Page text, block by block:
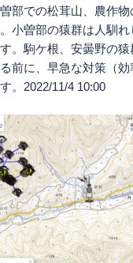
部での松茸山、農作物
小曽部の猿群は人馴
。駒ケ根、安曇野の猿
前に、早急な対策（
。2022/11/4 10:00